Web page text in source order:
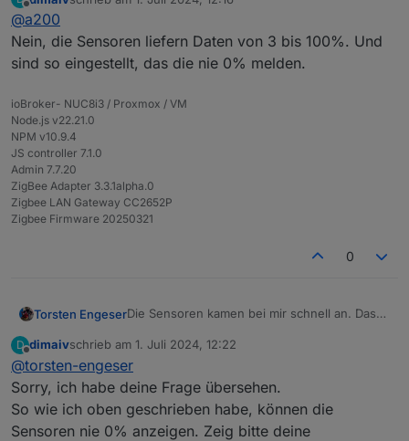
0% oder 100%
Was erwartest du? es sind DIGITALE Sensoren!
Offline zuletzt editiert von
@a200
Nein, die Sensoren liefern Daten von 3 bis 100%. Und
sind so eingestellt, das die nie 0% melden.
ioBroker- NUC8i3 / Proxmox / VM
Node.js v22.21.0
NPM v10.9.4
JS controller 7.1.0
Admin 7.7.20
ZigBee Adapter 3.3.1alpha.0
Zigbee LAN Gateway CC2652P
Zigbee Firmware 20250321
0
Torsten EngeserDie Sensoren kamen bei mir schnell an. Das
funktionierte problemlos.
Nur sind die Messwerte nicht plausible.
Entweder 0% oder 100%
Hat jemand eine Idee zur Kalibrierung?
Der Verkäufer meldet sich ja nicht mehr
D
Offline
dimaivschrieb am 1. Juli 2024, 12:22
zuletzt editiert von
@torsten-engeser
Sorry, ich habe deine Frage übersehen.
So wie ich oben geschrieben habe, können die
Sensoren nie 0% anzeigen. Zeig bitte deine